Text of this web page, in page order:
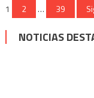
Paginación
de
1 2 … 39
NOTICIAS